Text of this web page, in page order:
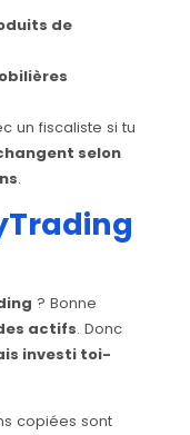
de
un fiscaliste si tu
selon
.
? Bonne
actifs. Donc
investi toi-
copiées sont